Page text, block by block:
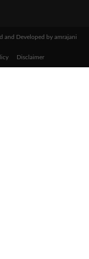
and Developed by amrajani
Disclaimer